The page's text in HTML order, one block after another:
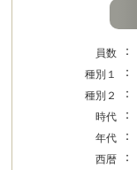
員数 ：
種別１
：
種別２
：
時代
：
年代
：
西暦
：